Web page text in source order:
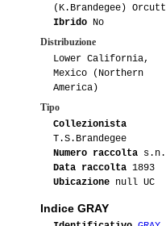
(K.Brandegee) Orcutt
Ibrido No
Distribuzione
Lower California,
Mexico (Northern
America)
Tipo
Collezionista
T.S.Brandegee
Numero raccolta s.n.
Data raccolta 1893
Ubicazione null UC
Indice GRAY